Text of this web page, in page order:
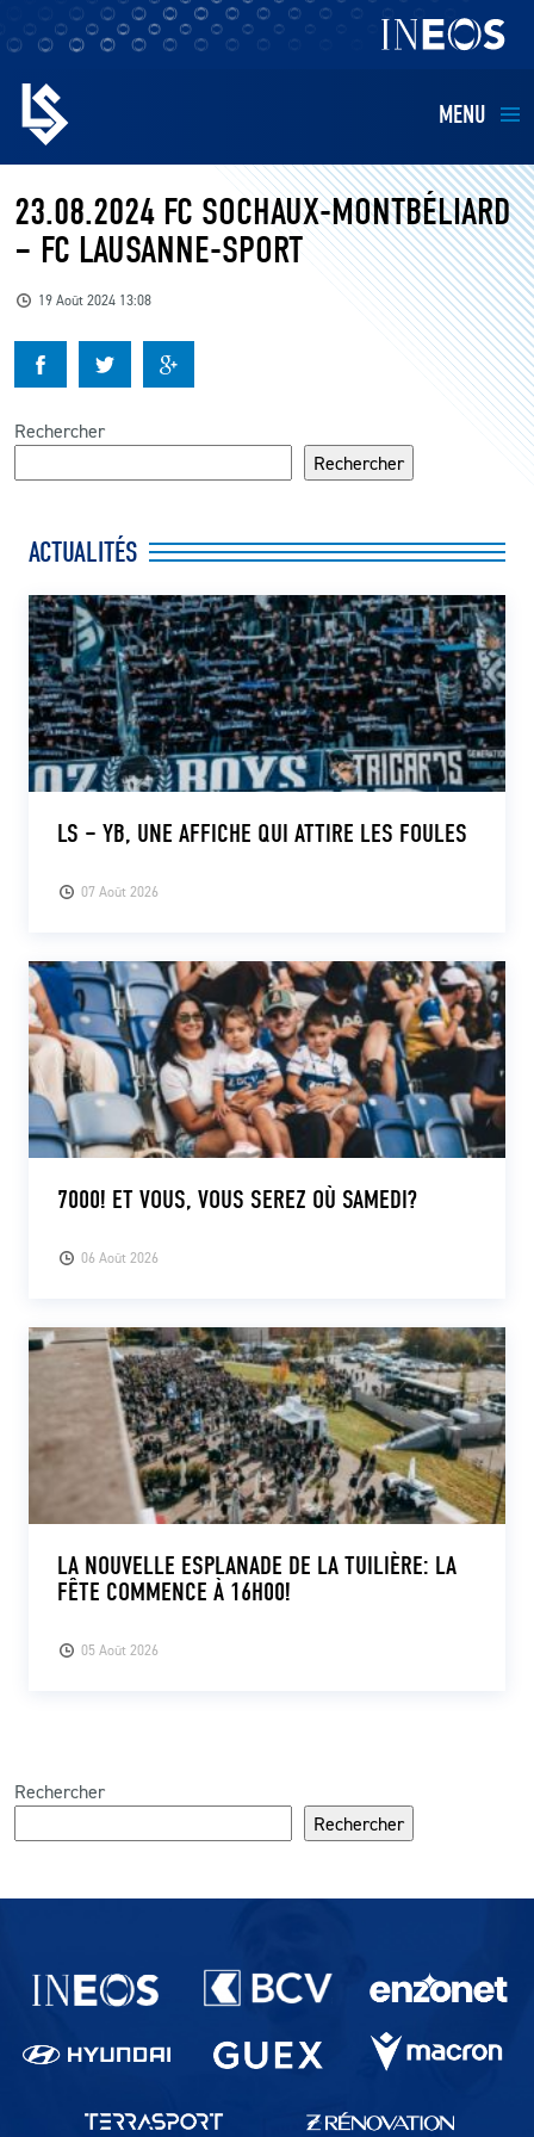
MENU
EQUIPES
BILLETTERIE
KIDS
CLUB
CONTACT
ACTUALITÉS
LS E-SHOP
PRESSE ET MEDIAS
23.08.2024 FC SOCHAUX-MONTBÉLIARD
– FC LAUSANNE-SPORT
19 Août 2024 13:08
Rechercher
Rechercher
ACTUALITÉS
07 Août 2026
LS – YB, UNE AFFICHE QUI ATTIRE LES FOULES
06 Août 2026
7000! ET VOUS, VOUS SEREZ OÙ SAMEDI?
05 Août 2026
LA NOUVELLE ESPLANADE DE LA TUILIÈRE: LA
FÊTE COMMENCE À 16H00!
Rechercher
Rechercher
Partenaires du lausanne-Sport